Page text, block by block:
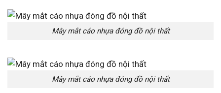
Mây mắt cáo nhựa đóng đồ nội thất
Mây mắt cáo nhựa đóng đồ nội thất